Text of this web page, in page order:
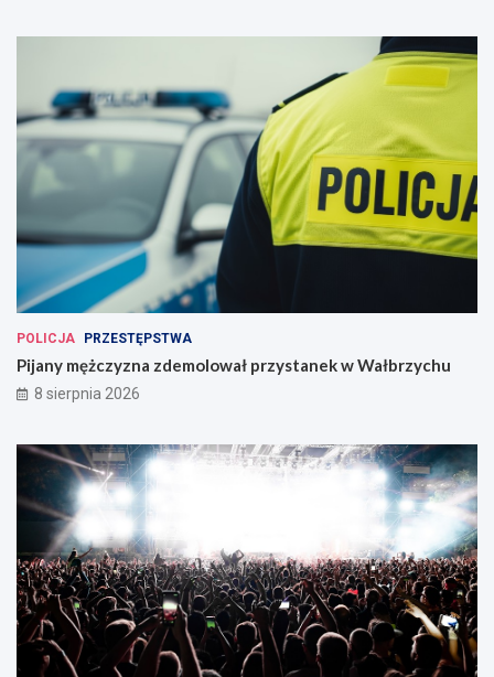
POLICJA PRZESTĘPSTWA
Pijany mężczyzna zdemolował przystanek w Wałbrzychu
8 sierpnia 2026